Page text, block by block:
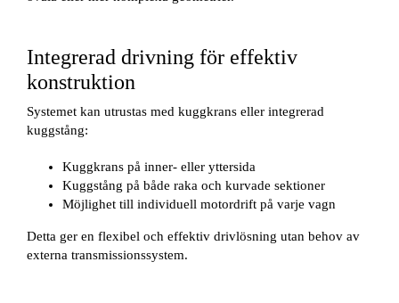
Integrerad drivning för effektiv
konstruktion
Systemet kan utrustas med kuggkrans eller integrerad
kuggstång:
Kuggkrans på inner- eller yttersida
Kuggstång på både raka och kurvade sektioner
Möjlighet till individuell motordrift på varje vagn
Detta ger en flexibel och effektiv drivlösning utan behov av
externa transmissionssystem.